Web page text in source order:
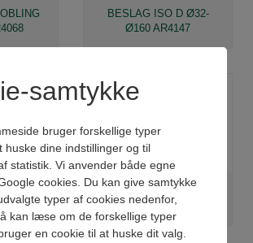
BESLAG ISO D Ø32-
Ø160 AR4147
BESLAG ISO R Ø32-
Ø125 AR4149
samtykke
bruger forskellige typer
huske dine indstillinger og til
statistik. Vi anvender både egne
cookies. Du kan give samtykke
typer af cookies nedenfor,
kan læse om de forskellige typer
en cookie til at huske dit valg.